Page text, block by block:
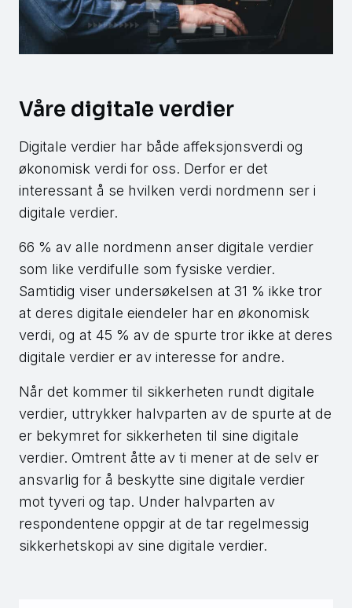
Våre digitale verdier
Digitale verdier har både affeksjonsverdi og
økonomisk verdi for oss. Derfor er det
interessant å se hvilken verdi nordmenn ser i
digitale verdier.
66 % av alle nordmenn anser digitale verdier
som like verdifulle som fysiske verdier.
Samtidig viser undersøkelsen at 31 % ikke tror
at deres digitale eiendeler har en økonomisk
verdi, og at 45 % av de spurte tror ikke at deres
digitale verdier er av interesse for andre.
Når det kommer til sikkerheten rundt digitale
verdier, uttrykker halvparten av de spurte at de
er bekymret for sikkerheten til sine digitale
verdier. Omtrent åtte av ti mener at de selv er
ansvarlig for å beskytte sine digitale verdier
mot tyveri og tap. Under halvparten av
respondentene oppgir at de tar regelmessig
sikkerhetskopi av sine digitale verdier.